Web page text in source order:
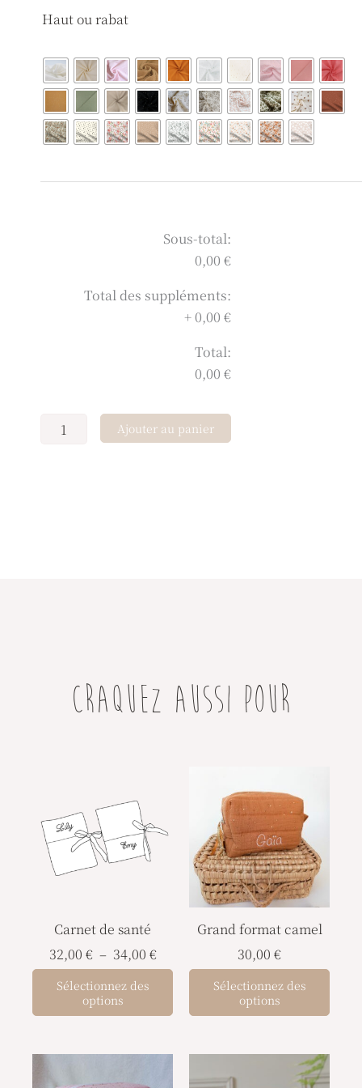
Haut ou rabat
Sous-total:
0,00 €
Total des suppléments:
+0,00 €
Total:
0,00 €
de
fourrure
Ajouter au panier
CRAQUEZ AUSSI POUR
Carnet de santé
32,00 € – 34,00 €
à
34,00 €
Sélectionnez des
options
plusieurs
variations.
options
peuvent
choisies
la
produit
Grand format camel
30,00 €
Sélectionnez des
options